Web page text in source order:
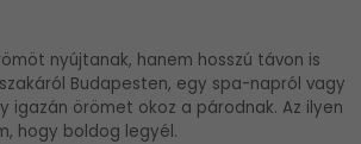
nyújtanak, hanem hosszú távon is
Budapesten, egy spa-napról vagy
igazán örömet okoz a párodnak. Az ilyen
hogy boldog legyél.